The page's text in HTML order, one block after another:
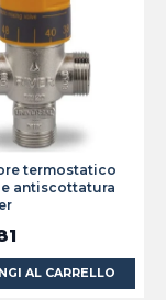
termostatico
antiscottatura
AL CARRELLO